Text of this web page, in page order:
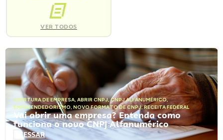
VER TODOS
ABERTURA DE EMPRESA, ABRIR CNPJ,CNPJ ALFANUMÉRICO,
EMPREENDEDORISMO, NOVO FORMATO DE CNPJ,RECEITA FEDERAL
Vai abrir uma empresa? Entenda como
funciona o novo CNPJ Alfanumérico
ACESSAR